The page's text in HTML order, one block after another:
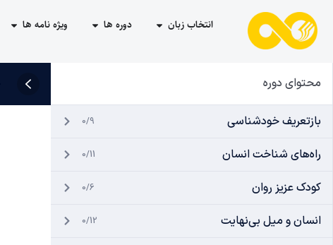
انتخاب زبان دوره ها ویژه نامه ها
محتوای دوره
بازتعریف خودشناسی 0/9
راه‌های شناخت انسان 0/11
کودک عزیز روان 0/6
انسان و میل بی‌نهایت 0/12